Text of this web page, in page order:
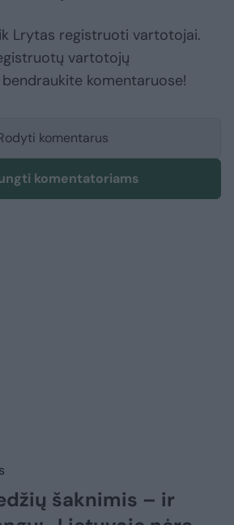
Lrytas registruoti vartotojai.
vartotojų
komentaruose!
komentarus
komentatoriams
šaknimis – ir